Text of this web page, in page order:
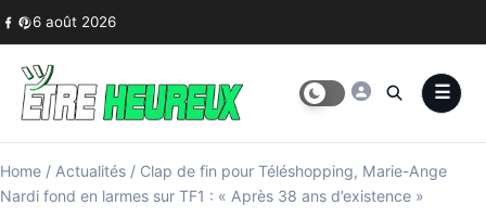
Skip to content
6 août 2026
Home / Actualités / Clap de fin pour Téléshopping, Marie-Ange
Nardi fond en larmes sur TF1 : « Après 38 ans d’existence »